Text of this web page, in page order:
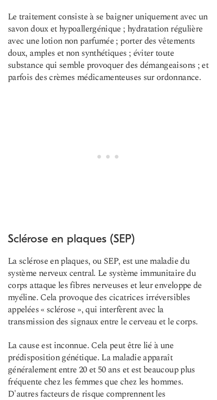
Le traitement consiste à se baigner uniquement avec un
savon doux et hypoallergénique ; hydratation régulière
avec une lotion non parfumée ; porter des vêtements
doux, amples et non synthétiques ; éviter toute
substance qui semble provoquer des démangeaisons ; et
parfois des crèmes médicamenteuses sur ordonnance.
Sclérose en plaques (SEP)
La sclérose en plaques, ou SEP, est une maladie du
système nerveux central. Le système immunitaire du
corps attaque les fibres nerveuses et leur enveloppe de
myéline. Cela provoque des cicatrices irréversibles
appelées « sclérose », qui interfèrent avec la
transmission des signaux entre le cerveau et le corps.
La cause est inconnue. Cela peut être lié à une
prédisposition génétique. La maladie apparaît
généralement entre 20 et 50 ans et est beaucoup plus
fréquente chez les femmes que chez les hommes.
D'autres facteurs de risque comprennent les